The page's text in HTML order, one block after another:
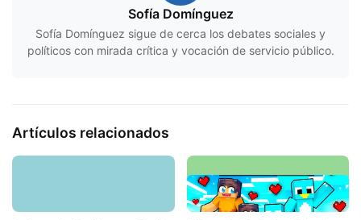
Sofía Domínguez
Sofía Domínguez sigue de cerca los debates sociales y
políticos con mirada crítica y vocación de servicio público.
Artículos relacionados